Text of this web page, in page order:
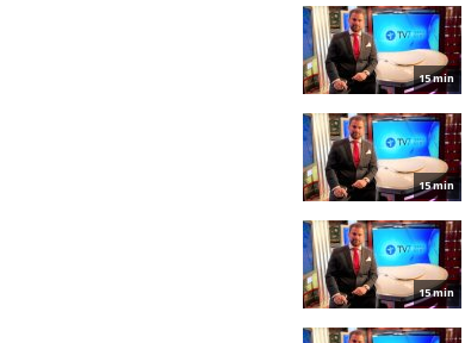
15 min
15 min
15 min